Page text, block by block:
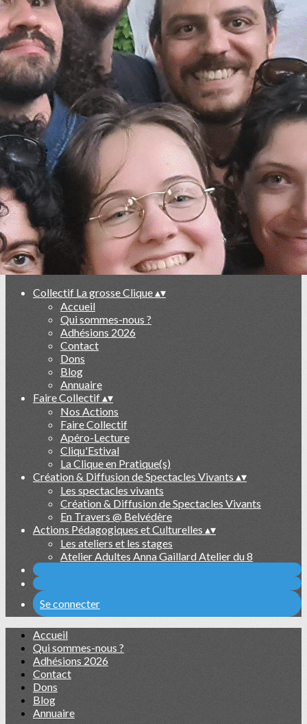
Exporter les lignes sélectionnées
Exporter toutes les colonnes
Exporter uniquement les colonnes affichées
Menu
<
>
Nos Actions
Faire Collectif
Apéro-Lecture
Cliqu'Estival
La Clique en Pratique(s)
Ajoutez un logo, un bouton, des réseaux sociaux
Cliquez pour éditer
Collectif La grosse Clique▴▾
Accueil
Qui sommes-nous ?
Adhésions 2026
Contact
Dons
Blog
Annuaire
Faire Collectif▴▾
Nos Actions
Faire Collectif
Apéro-Lecture
Cliqu'Estival
La Clique en Pratique(s)
Création & Diffusion de Spectacles Vivants ▴▾
Les spectacles vivants
Création & Diffusion de Spectacles Vivants
En Travers @ Belvédère
Actions Pédagogiques et Culturelles ▴▾
Les ateliers et les stages
Atelier Adultes Anna Gaillard Atelier du 8
Se connecter
Accueil
Qui sommes-nous ?
Adhésions 2026
Contact
Dons
Blog
Annuaire